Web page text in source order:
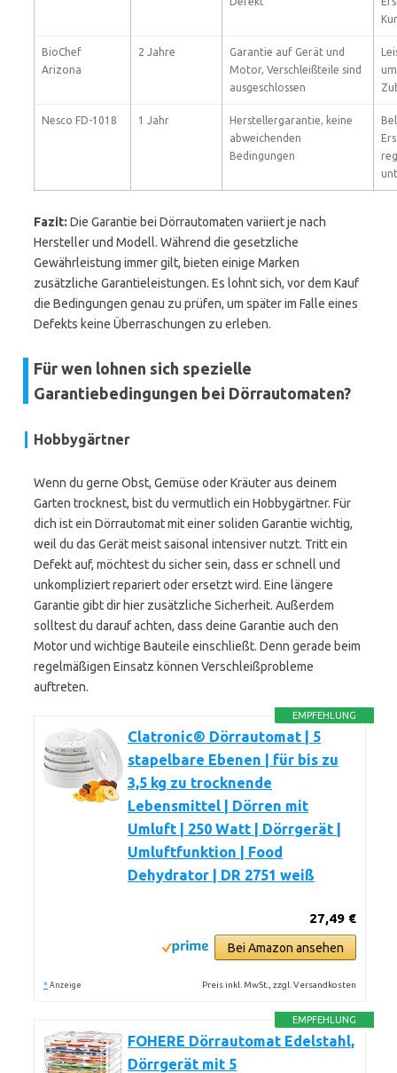
BioChef
Arizona
2 Jahre
Garantie auf Gerät und
Motor, Verschleißteile sind
ausgeschlossen
Nesco FD-1018 1 Jahr
Herstellergarantie, keine
abweichenden
Bedingungen
Fazit: Die Garantie bei Dörrautomaten variiert je nach
Hersteller und Modell. Während die gesetzliche
Gewährleistung immer gilt, bieten einige Marken
zusätzliche Garantieleistungen. Es lohnt sich, vor dem Kauf
die Bedingungen genau zu prüfen, um später im Falle eines
Defekts keine Überraschungen zu erleben.
Für wen lohnen sich spezielle
Garantiebedingungen bei Dörrautomaten?
Hobbygärtner
Wenn du gerne Obst, Gemüse oder Kräuter aus deinem
Garten trocknest, bist du vermutlich ein Hobbygärtner. Für
dich ist ein Dörrautomat mit einer soliden Garantie wichtig,
weil du das Gerät meist saisonal intensiver nutzt. Tritt ein
Defekt auf, möchtest du sicher sein, dass er schnell und
unkompliziert repariert oder ersetzt wird. Eine längere
Garantie gibt dir hier zusätzliche Sicherheit. Außerdem
solltest du darauf achten, dass deine Garantie auch den
Motor und wichtige Bauteile einschließt. Denn gerade beim
regelmäßigen Einsatz können Verschleißprobleme
auftreten.
EMPFEHLUNG
Clatronic® Dörrautomat | 5
stapelbare Ebenen | für bis zu
3,5 kg zu trocknende
Lebensmittel | Dörren mit
Umluft | 250 Watt | Dörrgerät |
Umluftfunktion | Food
Dehydrator | DR 2751 weiß
27,49 €
Bei Amazon ansehen
* Anzeige Preis inkl. MwSt., zzgl. Versandkosten
EMPFEHLUNG
FOHERE Dörrautomat Edelstahl,
Dörrgerät mit 5